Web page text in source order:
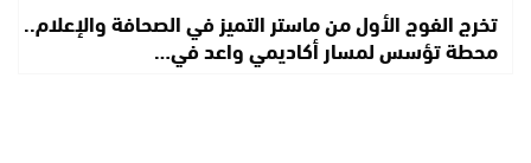
تخرج الفوج الأول من ماستر التميز في الصحافة والإعلام..
محطة تؤسس لمسار أكاديمي واعد في…